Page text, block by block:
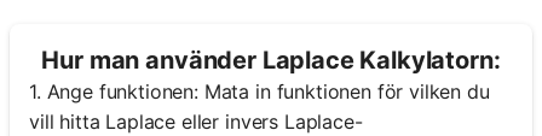
Hur man använder Laplace Kalkylatorn:
1. Ange funktionen: Mata in funktionen för vilken du
vill hitta Laplace eller invers Laplace-